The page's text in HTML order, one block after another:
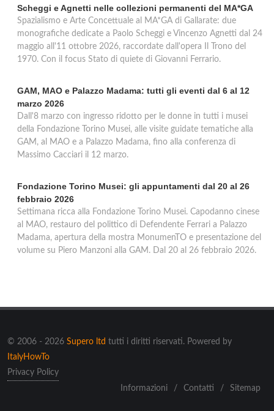
Scheggi e Agnetti nelle collezioni permanenti del MA*GA
Spazialismo e Arte Concettuale al MA*GA di Gallarate: due
monografiche dedicate a Paolo Scheggi e Vincenzo Agnetti dal 24
maggio all'11 ottobre 2026, raccordate dall'opera Il Trono del
1970. Con il focus Stato di quiete di Giovanni Ferrario.
GAM, MAO e Palazzo Madama: tutti gli eventi dal 6 al 12
marzo 2026
Dall'8 marzo con ingresso ridotto per le donne in tutti i musei
della Fondazione Torino Musei, alle visite guidate tematiche alla
GAM, al MAO e a Palazzo Madama, fino alla conferenza di
Massimo Cacciari il 12 marzo.
Fondazione Torino Musei: gli appuntamenti dal 20 al 26
febbraio 2026
Settimana ricca alla Fondazione Torino Musei. Capodanno cinese
al MAO, restauro del polittico di Defendente Ferrari a Palazzo
Madama, apertura della mostra MonumenTO e presentazione del
volume su Piero Manzoni alla GAM. Dal 20 al 26 febbraio 2026.
© 2006 - 2026 Supero ltd tutti i diritti riservati. Powered by
ItalyHowTo
Privacy Policy
Informazioni
/ Contatti / Sitemap